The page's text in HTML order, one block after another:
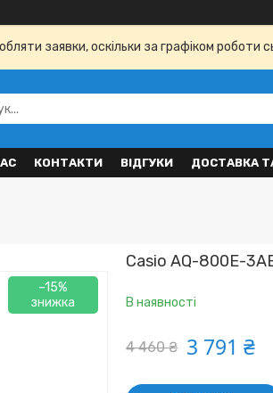
заявки, оскільки за графіком роботи
КОНТАКТИ ВІДГУКИ ДОСТАВКА
–15%
Casio AQ-800E-
В наявності
4 460 ₴ 3 791 ₴